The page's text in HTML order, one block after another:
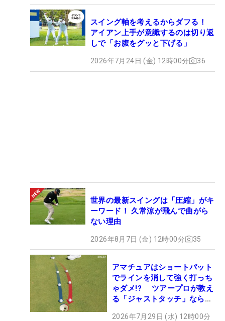
スイング軸を考えるからダフる！
アイアン上手が意識するのは切り返
しで「お腹をグッと下げる」
2026年7月24日 (金) 12時00分 36
世界の最新スイングは「圧縮」がキ
ーワード！ 久常涼が飛んで曲がら
ない理由
2026年8月7日 (金) 12時00分 35
アマチュアはショートパット
でラインを消して強く打っち
ゃダメ!? ツアープロが教え
る「ジャストタッチ」なら3
2026年7月29日 (水) 12時00分